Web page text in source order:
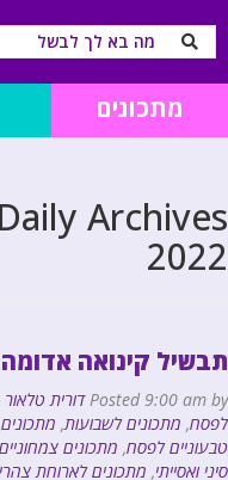
מתכונים
Daily Archives:
2022
תבשיל קינואה
Posted9:00 am by דורית טלאור
לפסח, מתכונים לשבועות, מתכונים
טבעוניים לפסח, מתכונים
סיני ואסייתי, מתכונים לארוחת